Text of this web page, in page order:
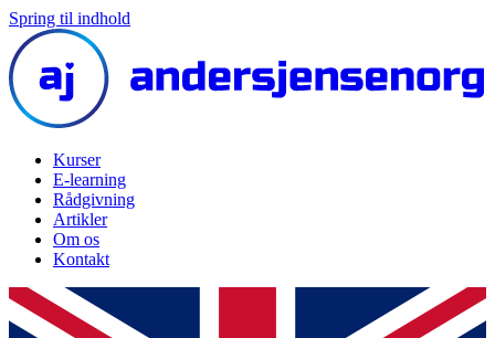
Spring til indhold
Kurser
E-learning
Rådgivning
Artikler
Om os
Kontakt